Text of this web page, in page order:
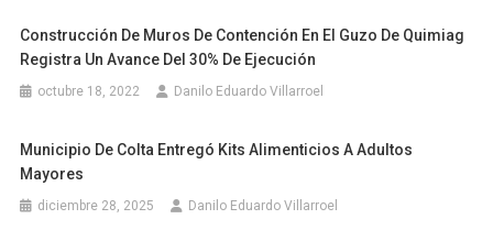
Construcción De Muros De Contención En El Guzo De Quimiag
Registra Un Avance Del 30% De Ejecución
octubre 18, 2022 Danilo Eduardo Villarroel
Municipio De Colta Entregó Kits Alimenticios A Adultos
Mayores
diciembre 28, 2025 Danilo Eduardo Villarroel